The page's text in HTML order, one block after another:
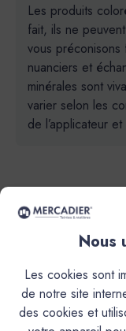
Les produits
fait, ils ne
vous préconisons
nuanciers et
minérales sont
varier selon les
de l’applicateur
Nous
Les cookies sont
de notre site
des cookies et